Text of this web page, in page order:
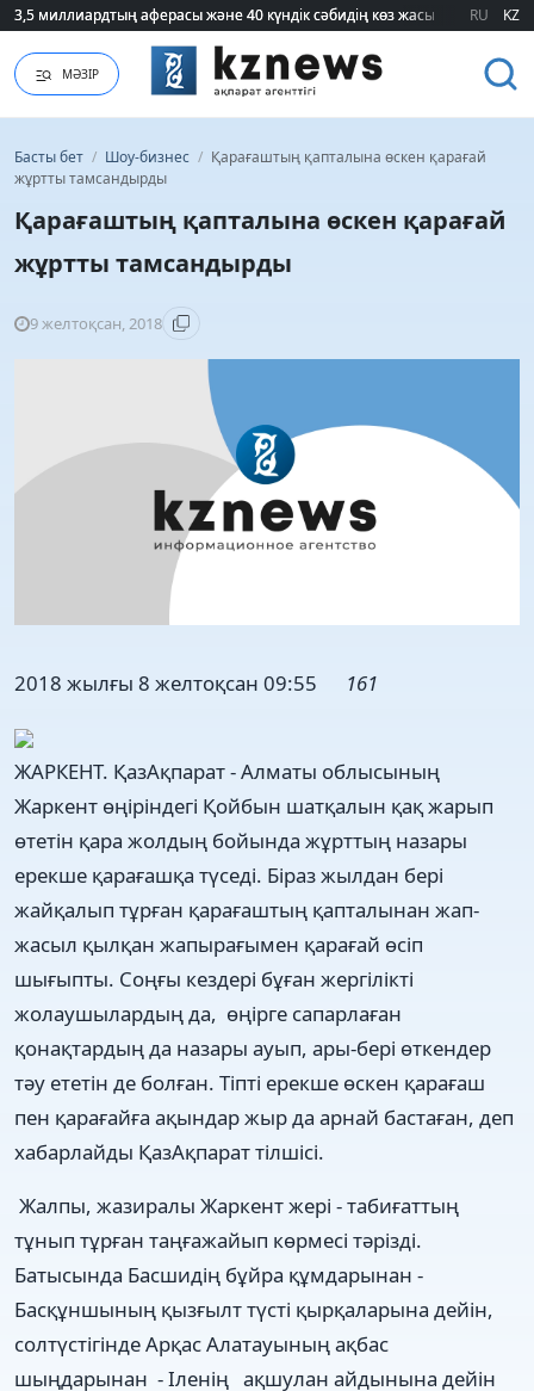
3,5 миллиардтың аферасы және 40 күндік сәбидің көз жасы:
3,5 миллиардтың аферасы және 40 күндік сәбидің көз жасы: RU KZ
МӘЗІР
Басты бет / Шоу-бизнес / Қарағаштың қапталына өскен қарағай
жұртты тамсандырды
Қарағаштың қапталына өскен қарағай
жұртты тамсандырды
9 желтоқсан, 2018
2018 жылғы 8 желтоқсан 09:55 161
ЖАРКЕНТ. ҚазАқпарат - Алматы облысының
Жаркент өңіріндегі Қойбын шатқалын қақ жарып
өтетін қара жолдың бойында жұрттың назары
ерекше қарағашқа түседі. Біраз жылдан бері
жайқалып тұрған қарағаштың қапталынан жап-
жасыл қылқан жапырағымен қарағай өсіп
шығыпты. Соңғы кездері бұған жергілікті
жолаушылардың да, өңірге сапарлаған
қонақтардың да назары ауып, ары-бері өткендер
тәу ететін де болған. Тіпті ерекше өскен қарағаш
пен қарағайға ақындар жыр да арнай бастаған, деп
хабарлайды ҚазАқпарат тілшісі.
Жалпы, жазиралы Жаркент жері - табиғаттың
тұнып тұрған таңғажайып көрмесі тәрізді.
Батысында Басшидің бұйра құмдарынан -
Басқұншының қызғылт түсті қырқаларына дейін,
солтүстігінде Арқас Алатауының ақбас
шыңдарынан - Іленің ақшулан айдынына дейін